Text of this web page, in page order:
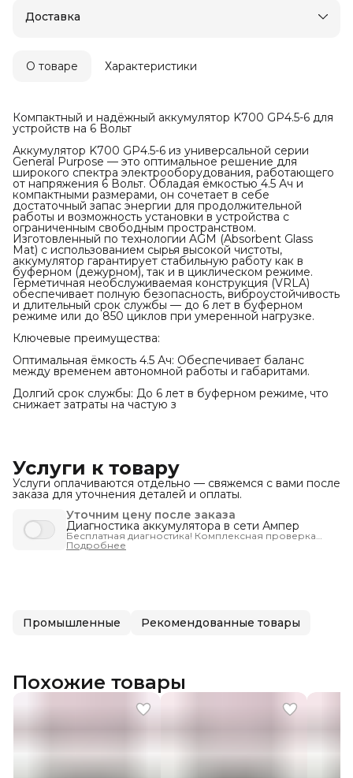
Доставка
О товаре Характеристики
Компактный и надёжный аккумулятор K700 GP4.5-6 для
устройств на 6 Вольт
Аккумулятор K700 GP4.5-6 из универсальной серии
General Purpose — это оптимальное решение для
широкого спектра электрооборудования, работающего
от напряжения 6 Вольт. Обладая ёмкостью 4.5 Ач и
компактными размерами, он сочетает в себе
достаточный запас энергии для продолжительной
работы и возможность установки в устройства с
ограниченным свободным пространством.
Изготовленный по технологии AGM (Absorbent Glass
Mat) с использованием сырья высокой чистоты,
аккумулятор гарантирует стабильную работу как в
буферном (дежурном), так и в циклическом режиме.
Герметичная необслуживаемая конструкция (VRLA)
обеспечивает полную безопасность, виброустойчивость
и длительный срок службы — до 6 лет в буферном
режиме или до 850 циклов при умеренной нагрузке.
Ключевые преимущества:
Оптимальная ёмкость 4.5 Ач: Обеспечивает баланс
между временем автономной работы и габаритами.
Долгий срок службы: До 6 лет в буферном режиме, что
снижает затраты на частую з
Услуги к товару
Услуги оплачиваются отдельно — свяжемся с вами после
заказа для уточнения деталей и оплаты.
Уточним цену после заказа
Диагностика аккумулятора в сети Ампер
Бесплатная диагностика! Комплексная проверка
запуска автомобиля - чтобы вы были уверены, что
машина заведётся тогда, когда нужно.
Подробнее
Промышленные Рекомендованные товары
Похожие товары